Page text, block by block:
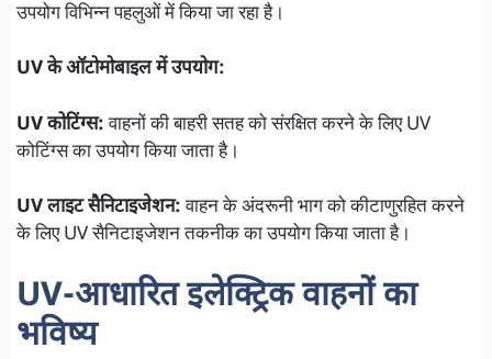
उपयोग विभिन्न पहलुओं में किया जा रहा है।
UV के ऑटोमोबाइल में उपयोग:
UV कोटिंग्स:वाहनों की बाहरी सतह को संरक्षित करने के लिए UV
कोटिंग्स का उपयोग किया जाता है।
UV लाइट सैनिटाइजेशन:वाहन के अंदरूनी भाग को कीटाणुरहित करने
के लिए UV सैनिटाइजेशन तकनीक का उपयोग किया जाता है।
UV-आधारित इलेक्ट्रिक वाहनों का
भविष्य